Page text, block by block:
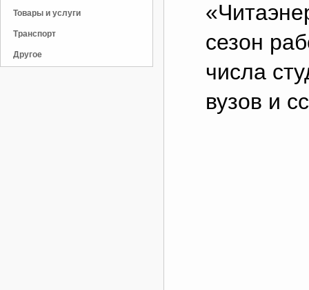
Товары и услуги
Транспорт
Другое
сезон
числа
вузов и